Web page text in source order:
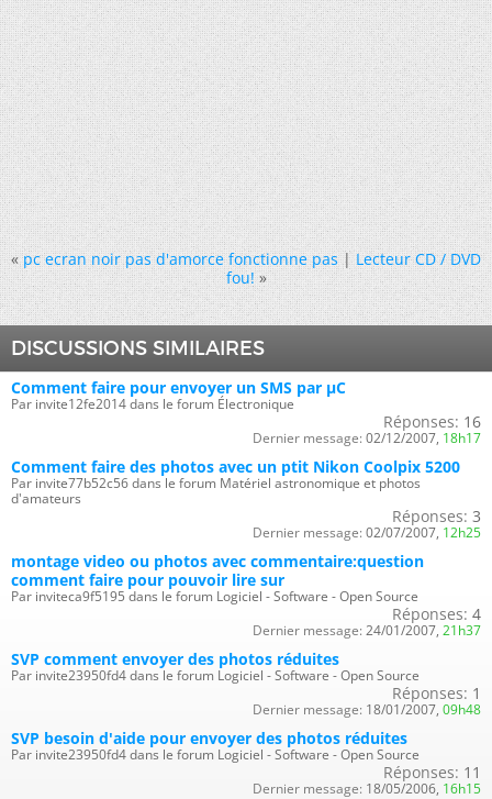
« pc ecran noir pas d'amorce fonctionne pas|Lecteur CD / DVD
fou! »
DISCUSSIONS SIMILAIRES
Comment faire pour envoyer un SMS par µC
Par invite12fe2014 dans le forum Électronique
Réponses: 16
Dernier message: 02/12/2007, 18h17
Comment faire des photos avec un ptit Nikon Coolpix 5200
Par invite77b52c56 dans le forum Matériel astronomique et photos
d'amateurs
Réponses: 3
Dernier message: 02/07/2007, 12h25
montage video ou photos avec commentaire:question
comment faire pour pouvoir lire sur
Par inviteca9f5195 dans le forum Logiciel - Software - Open Source
Réponses: 4
Dernier message: 24/01/2007, 21h37
SVP comment envoyer des photos réduites
Par invite23950fd4 dans le forum Logiciel - Software - Open Source
Réponses: 1
Dernier message: 18/01/2007, 09h48
SVP besoin d'aide pour envoyer des photos réduites
Par invite23950fd4 dans le forum Logiciel - Software - Open Source
Réponses: 11
Dernier message: 18/05/2006, 16h15